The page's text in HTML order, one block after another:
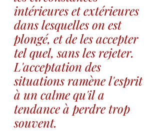
intérieures et extérieures
dans lesquelles on est
plongé, et de les accepter
tel quel, sans les rejeter.
L'acceptation des
situations ramène l'esprit
à un calme qu'il a
tendance à perdre trop
souvent.